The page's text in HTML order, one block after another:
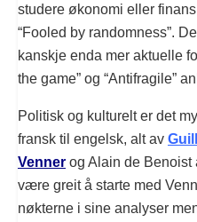
studere økonomi eller
“Fooled by randomness”.
kanskje enda mer aktuelle
the game” og “Antifragile”
Politisk og kulturelt er det
fransk til engelsk, alt av
Venner og Alain de Benoist
være greit å starte med
nøkterne i sine analyser